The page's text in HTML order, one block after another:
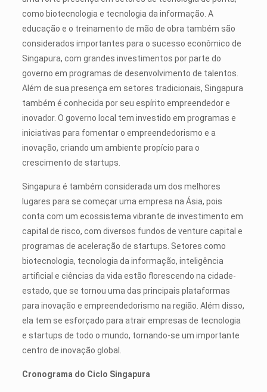
como biotecnologia e tecnologia da informação. A
educação e o treinamento de mão de obra também são
considerados importantes para o sucesso econômico de
Singapura, com grandes investimentos por parte do
governo em programas de desenvolvimento de talentos.
Além de sua presença em setores tradicionais, Singapura
também é conhecida por seu espírito empreendedor e
inovador. O governo local tem investido em programas e
iniciativas para fomentar o empreendedorismo e a
inovação, criando um ambiente propício para o
crescimento de startups.
Singapura é também considerada um dos melhores
lugares para se começar uma empresa na Ásia, pois
conta com um ecossistema vibrante de investimento em
capital de risco, com diversos fundos de venture capital e
programas de aceleração de startups. Setores como
biotecnologia, tecnologia da informação, inteligência
artificial e ciências da vida estão florescendo na cidade-
estado, que se tornou uma das principais plataformas
para inovação e empreendedorismo na região. Além disso,
ela tem se esforçado para atrair empresas de tecnologia
e startups de todo o mundo, tornando-se um importante
centro de inovação global.
Cronograma do Ciclo Singapura